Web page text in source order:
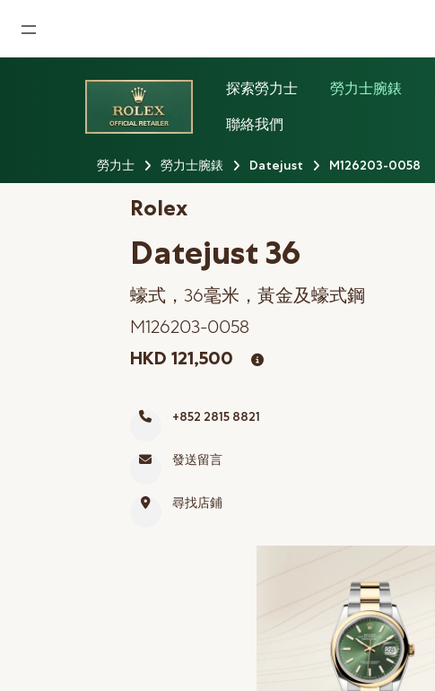
首頁
最新消息
公司動態
勞力士
勞力士中古錶認證
帝舵表
網上商店
中國內地
探索勞力士 勞力士腕錶
聯絡我們
勞力士 勞力士腕錶 Datejust M126203-0058
Rolex
Datejust 36
蠔式，36毫米，黃金及蠔式鋼
M126203-0058
HKD 121,500
+852 2815 8821
發送留言
尋找店鋪